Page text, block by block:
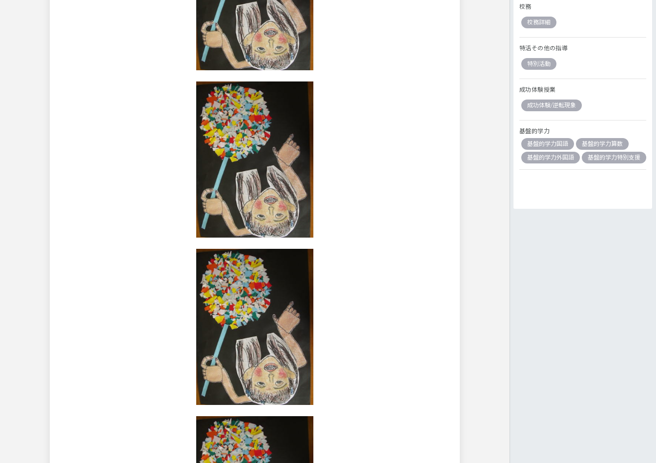
校務
校務詳細
特活その他の指導
特別活動
成功体験授業
成功体験/逆転現象
基盤的学力
基盤的学力国語
基盤的学力算数
基盤的学力外国語
基盤的学力特別支援